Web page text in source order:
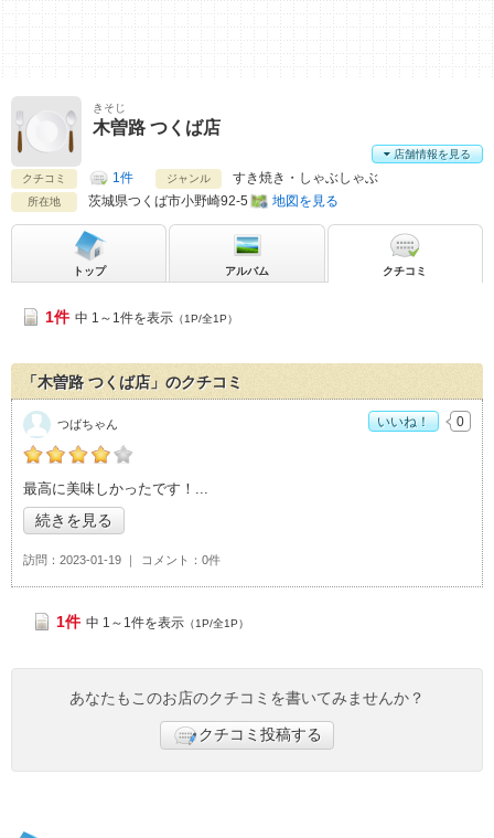
きそじ
木曽路 つくば店
クチコミ 1件 ジャンル すき焼き・しゃぶしゃぶ
所在地 茨城県つくば市小野崎92-5 地図を見る
店舗情報を見る
トップ アルバム クチコミ
1件 中 1～1件を表示 （1P/全1P）
「木曽路 つくば店」のクチコミ
つばちゃんの「木曽路 つくば店>」おすすめ度：
最高に美味しかったです！
続きを見る
訪問 2023-01-19 コメント 0件
つばちゃん いいね！ 0
1件 中 1～1件を表示 （1P/全1P）
あなたもこのお店のクチコミを書いてみませんか？
クチコミ投稿する